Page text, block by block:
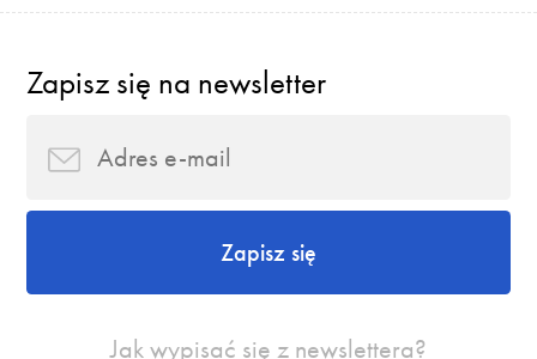
Zapisz się na newsletter
Zapisz się
Jak wypisać się z newslettera?